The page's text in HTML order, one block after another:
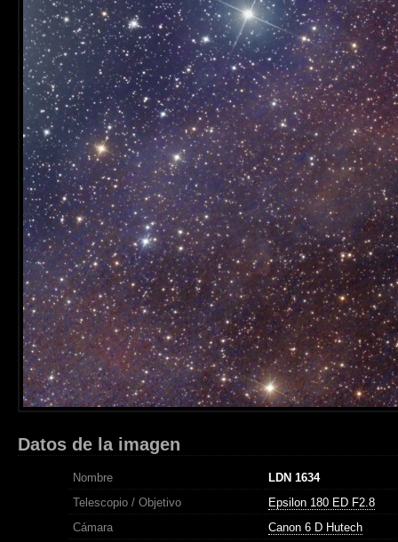
Datos de la imagen
Nombre
LDN 1634
Telescopio / Objetivo
Epsilon 180 ED F2.8
Cámara
Canon 6 D Hutech